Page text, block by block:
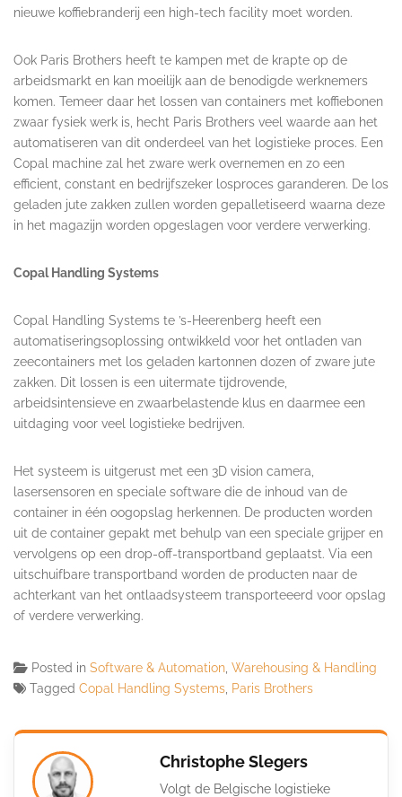
nieuwe koffiebranderij een high-tech facility moet worden.
Ook Paris Brothers heeft te kampen met de krapte op de
arbeidsmarkt en kan moeilijk aan de benodigde werknemers
komen. Temeer daar het lossen van containers met koffiebonen
zwaar fysiek werk is, hecht Paris Brothers veel waarde aan het
automatiseren van dit onderdeel van het logistieke proces. Een
Copal machine zal het zware werk overnemen en zo een
efficient, constant en bedrijfszeker losproces garanderen. De los
geladen jute zakken zullen worden gepalletiseerd waarna deze
in het magazijn worden opgeslagen voor verdere verwerking.
Copal Handling Systems
Copal Handling Systems te ’s-Heerenberg heeft een
automatiseringsoplossing ontwikkeld voor het ontladen van
zeecontainers met los geladen kartonnen dozen of zware jute
zakken. Dit lossen is een uitermate tijdrovende,
arbeidsintensieve en zwaarbelastende klus en daarmee een
uitdaging voor veel logistieke bedrijven.
Het systeem is uitgerust met een 3D vision camera,
lasersensoren en speciale software die de inhoud van de
container in één oogopslag herkennen. De producten worden
uit de container gepakt met behulp van een speciale grijper en
vervolgens op een drop-off-transportband geplaatst. Via een
uitschuifbare transportband worden de producten naar de
achterkant van het ontlaadsysteem transporteeerd voor opslag
of verdere verwerking.
Posted in Software & Automation Warehousing & Handling
Tagged Copal Handling Systems Paris Brothers
Christophe Slegers
Volgt de Belgische logistieke